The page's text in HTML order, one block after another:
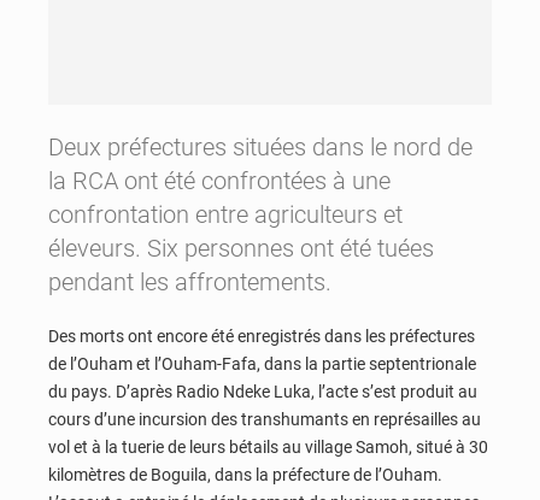
Deux préfectures situées dans le nord de
la RCA ont été confrontées à une
confrontation entre agriculteurs et
éleveurs. Six personnes ont été tuées
pendant les affrontements.
Des morts ont encore été enregistrés dans les préfectures
de l’Ouham et l’Ouham-Fafa, dans la partie septentrionale
du pays. D’après Radio Ndeke Luka, l’acte s’est produit au
cours d’une incursion des transhumants en représailles au
vol et à la tuerie de leurs bétails au village Samoh, situé à 30
kilomètres de Boguila, dans la préfecture de l’Ouham.